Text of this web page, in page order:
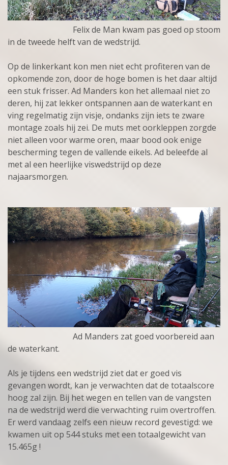
Felix de Man kwam pas goed op stoom
in de tweede helft van de wedstrijd.
Op de linkerkant kon men niet echt profiteren van de
opkomende zon, door de hoge bomen is het daar altijd
een stuk frisser. Ad Manders kon het allemaal niet zo
deren, hij zat lekker ontspannen aan de waterkant en
ving regelmatig zijn visje, ondanks zijn iets te zware
montage zoals hij zei. De muts met oorkleppen zorgde
niet alleen voor warme oren, maar bood ook enige
bescherming tegen de vallende eikels. Ad beleefde al
met al een heerlijke viswedstrijd op deze
najaarsmorgen.
Ad Manders zat goed voorbereid aan
de waterkant.
Als je tijdens een wedstrijd ziet dat er goed vis
gevangen wordt, kan je verwachten dat de totaalscore
hoog zal zijn. Bij het wegen en tellen van de vangsten
na de wedstrijd werd die verwachting ruim overtroffen.
Er werd vandaag zelfs een nieuw record gevestigd: we
kwamen uit op 544 stuks met een totaalgewicht van
15.465g !